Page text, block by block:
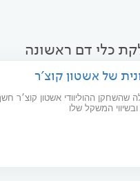
כלי דם ראשונה
של אשטון קוצ'ר
שהשחקן ההוליוודי אשטון קוצ׳ר
המשקל שלו